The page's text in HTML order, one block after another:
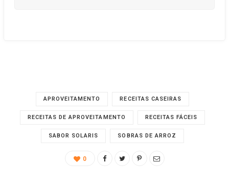
APROVEITAMENTO RECEITAS CASEIRAS
RECEITAS DE APROVEITAMENTO RECEITAS FÁCEIS
SABOR SOLARIS SOBRAS DE ARROZ
0